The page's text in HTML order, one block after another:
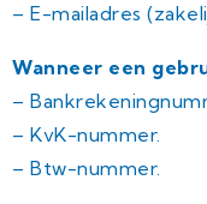
– E-mailadres
Wanneer een
–
– KvK-nummer.
– Btw-nummer.